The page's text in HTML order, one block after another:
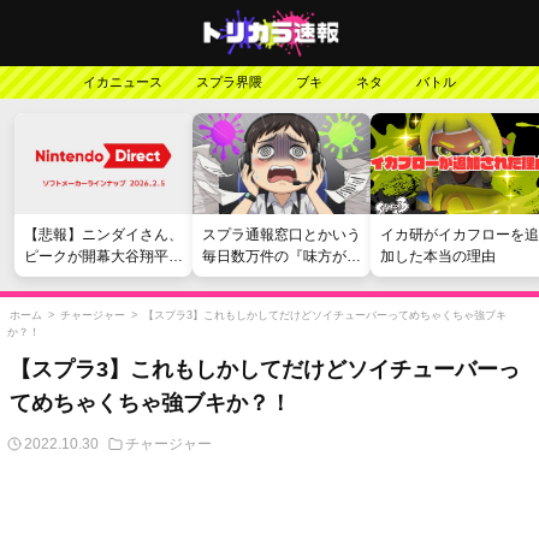
イカニュース スプラ界隈 ブキ ネタ バトル
【悲報】ニンダイさん、
ピークが開幕大谷翔平の
がっかりダイレクトだっ
たと言われてしまう
スプラ通報窓口とかいう
毎日数万件の『味方が弱
い』愚痴を読まされる苦
行
イカ研がイカフローを追
加した本当の理由
ホーム > チャージャー >
【スプラ3】これもしかしてだけどソイチューバーってめちゃくちゃ強ブキ
か？！
【スプラ3】これもしかしてだけどソイチューバーっ
てめちゃくちゃ強ブキか？！
2022.10.30 チャージャー